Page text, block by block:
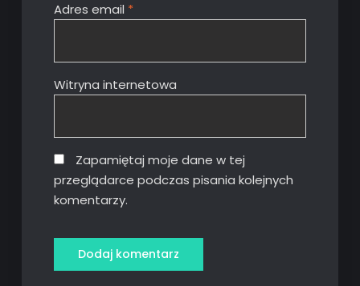
Adres email *
Witryna internetowa
Zapamiętaj moje dane w tej
przeglądarce podczas pisania kolejnych
komentarzy.